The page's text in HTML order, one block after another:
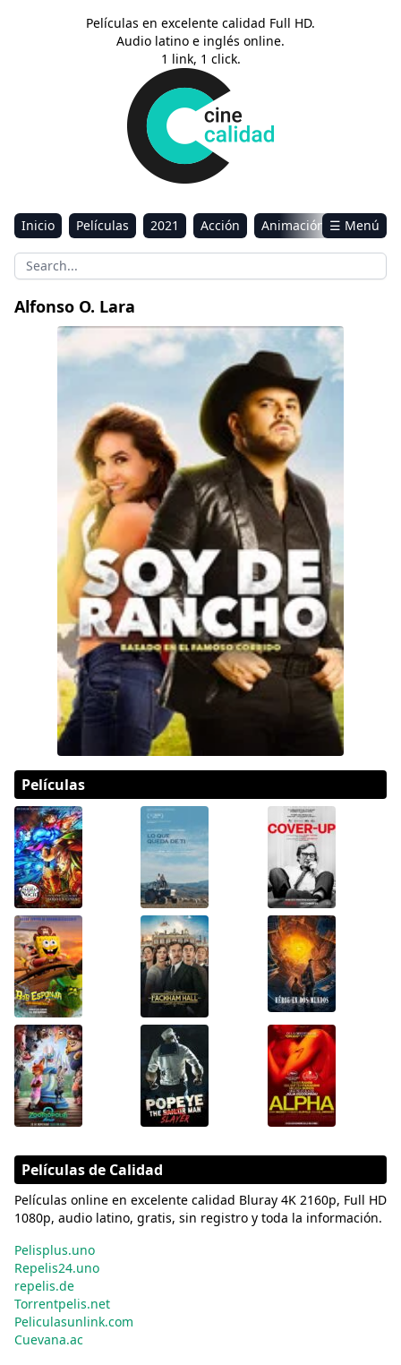
Películas en excelente calidad Full HD.
Audio latino e inglés online.
1 link, 1 click.
Inicio Películas 2021 Acción
Animación
Aventura
Ciencia ficción Comedia
Drama
Sci-Fi & Fantasy
☰ Menú
Alfonso O. Lara
Soy de rancho
Películas
Películas de Calidad
Películas online en excelente calidad Bluray 4K 2160p, Full HD
1080p, audio latino, gratis, sin registro y toda la información.
Pelisplus.uno
Repelis24.uno
repelis.de
Torrentpelis.net
Peliculasunlink.com
Cuevana.ac